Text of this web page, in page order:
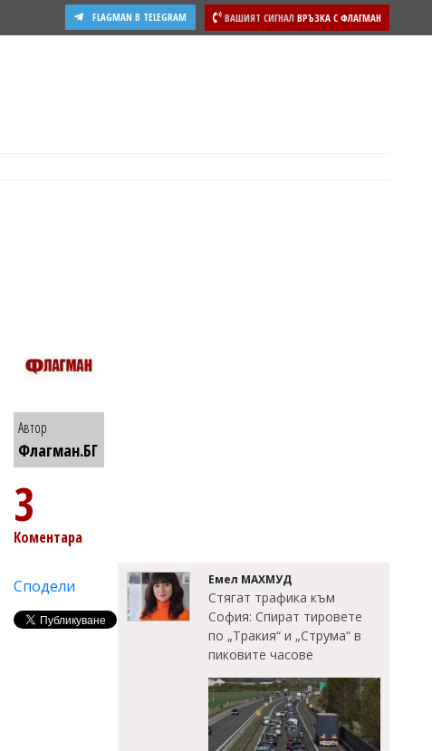
ВАШИЯТ СИГНАЛ ВРЪЗКА С ФЛАГМАН
FLAGMAN В TELEGRAM
Автор
Флагман.БГ
3
Коментара
Сподели Емел МАХМУД
Стягат трафика към
София: Спират тировете
по „Тракия“ и „Струма“ в
пиковите часове